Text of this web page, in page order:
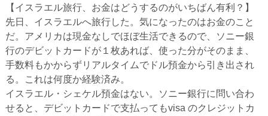
【イスラエル旅行、お金はどうするのがいちばん有利？】
先日、イスラエルへ旅行した。気になったのはお金のこと
だ。アメリカは現金なしでほぼ生活できるので、ソニー銀
行のデビットカードが１枚あれば、使った分がそのまま、
手数料もかからずリアルタイムでドル預金から引き出され
る。これは何度か経験済み。
イスラエル・シェケル預金はない。ソニー銀行に問い合わ
せると、デビットカードで支払ってもvisa のクレジットカ